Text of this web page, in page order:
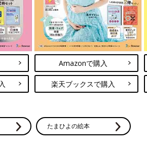
Amazonで購入
楽天ブックスで購入
たまひよの絵本